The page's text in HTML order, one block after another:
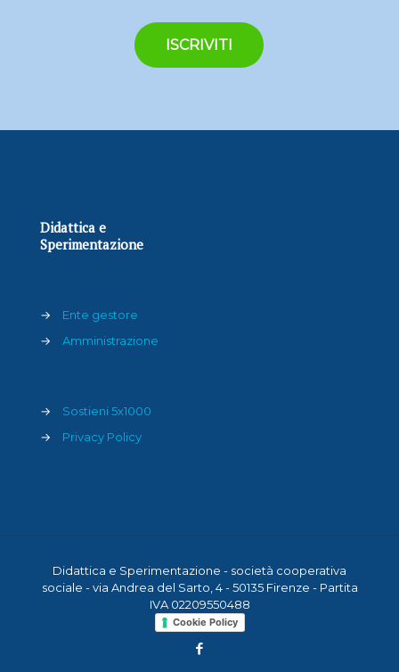
Didattica e
Sperimentazione
→
Ente gestore
→
Amministrazione
→
Sostieni 5x1000
→
Privacy Policy
Didattica e Sperimentazione - società cooperativa
sociale - via Andrea del Sarto, 4 - 50135 Firenze - Partita
IVA 02209550488
Cookie Policy